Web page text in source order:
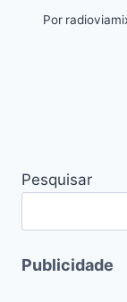
Por
Pesquisar
Publicidade